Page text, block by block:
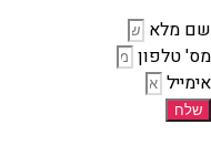
שם מלא
מס' טלפון
אימייל
שלח